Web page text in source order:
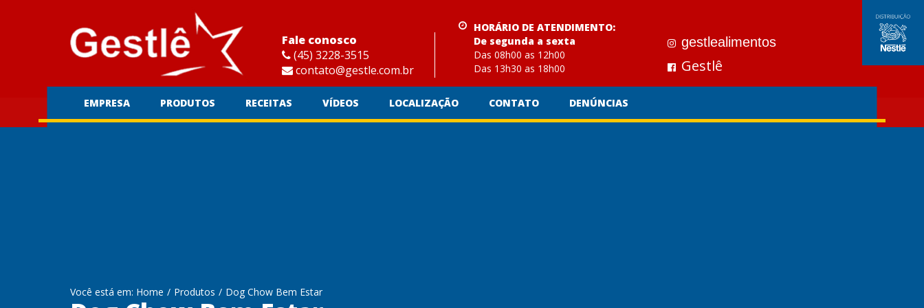
Fale conosco
(45) 3228-3515
contato@gestle.com.br
HORÁRIO DE ATENDIMENTO:
De segunda a sexta
Das 08h00 as 12h00
Das 13h30 as 18h00
gestlealimentos
Gestlê
EMPRESA PRODUTOS RECEITAS VÍDEOS LOCALIZAÇÃO CONTATO DENÚNCIAS
Você está em: Home / Produtos / Dog Chow Bem Estar